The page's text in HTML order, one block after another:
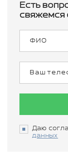
Есть
свяжемся
Даю
данных